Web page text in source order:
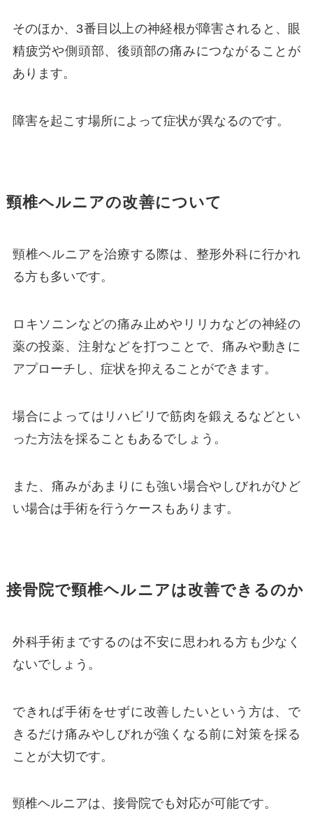
そのほか、3番目以上の神経根が障害されると、眼
精疲労や側頭部、後頭部の痛みにつながることが
あります。
障害を起こす場所によって症状が異なるのです。
頸椎ヘルニアの改善について
頸椎ヘルニアを治療する際は、整形外科に行かれ
る方も多いです。
ロキソニンなどの痛み止めやリリカなどの神経の
薬の投薬、注射などを打つことで、痛みや動きに
アプローチし、症状を抑えることができます。
場合によってはリハビリで筋肉を鍛えるなどとい
った方法を採ることもあるでしょう。
また、痛みがあまりにも強い場合やしびれがひど
い場合は手術を行うケースもあります。
接骨院で頸椎ヘルニアは改善できるのか
外科手術までするのは不安に思われる方も少なく
ないでしょう。
できれば手術をせずに改善したいという方は、で
きるだけ痛みやしびれが強くなる前に対策を採る
ことが大切です。
頸椎ヘルニアは、接骨院でも対応が可能です。